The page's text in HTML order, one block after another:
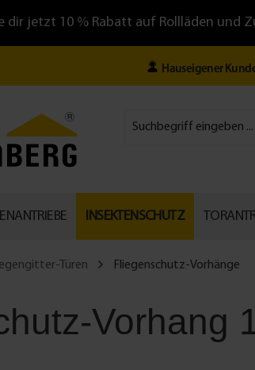
dir jetzt 10 % Rabatt auf Rollläden und
Hauseigener
INSEKTENSCHUTZ
Türen Fliegenschutz-Vorhänge
Vorhang